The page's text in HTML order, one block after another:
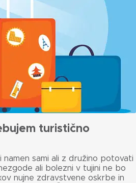
turistično
sami ali z družino potovati
ali bolezni v tujini ne bo
nujne zdravstvene oskrbe in